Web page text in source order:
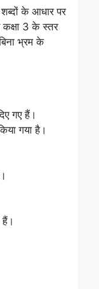
के आधार पर
कक्षा 3 के स्तर
भ्रम के
गए हैं।
गया है।